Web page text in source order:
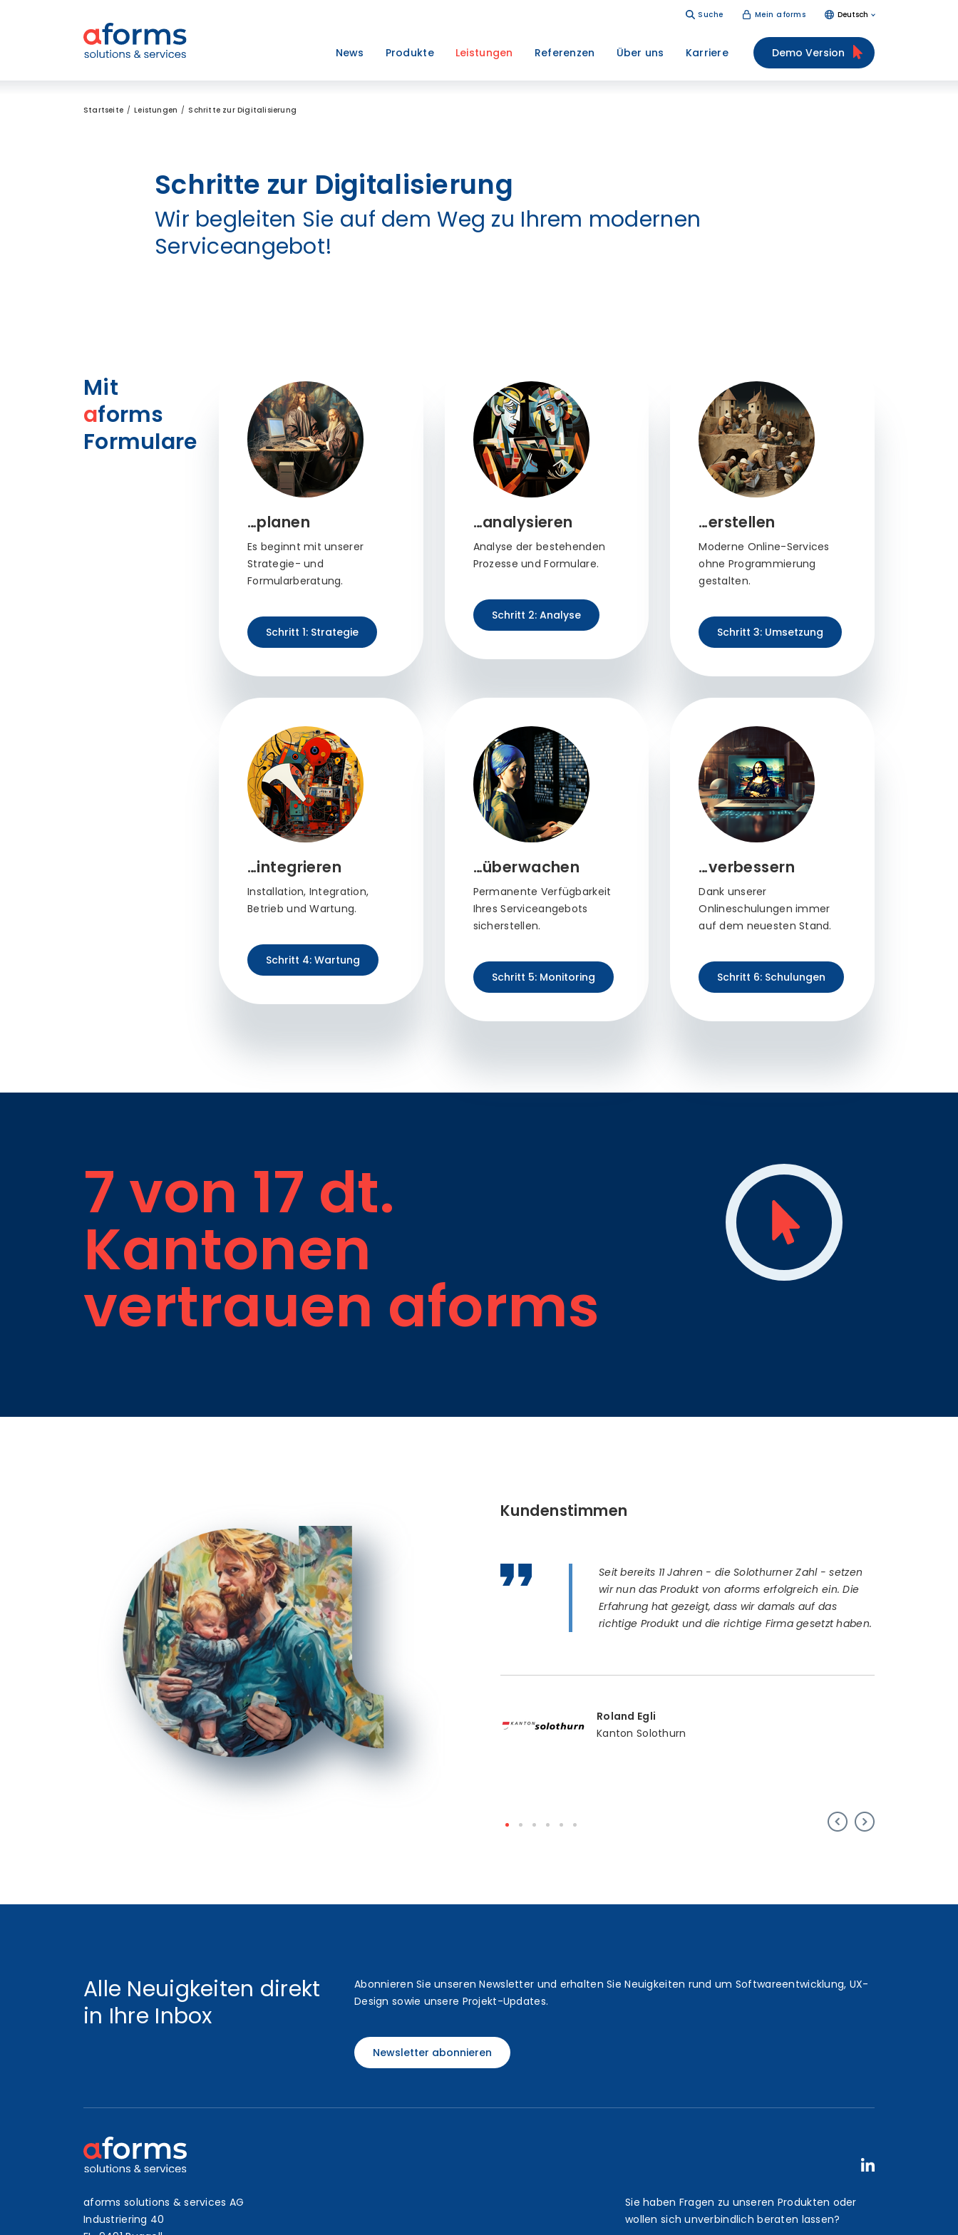
Suche Mein aforms Deutsch
News Produkte Leistungen Referenzen Über uns Karriere Demo Version
Startseite Leistungen Schritte zur Digitalisierung
Schritte zur Digitalisierung
Wir begleiten Sie auf dem Weg zu Ihrem modernen
Serviceangebot!
Mit
aforms
Formulare…
…planen
Es beginnt mit unserer
Strategie- und
Formularberatung.
Schritt 1: Strategie
…analysieren
Analyse der bestehenden
Prozesse und Formulare.
Schritt 2: Analyse
…erstellen
Moderne Online-Services
ohne Programmierung
gestalten.
Schritt 3: Umsetzung
…integrieren
Installation, Integration,
Betrieb und Wartung.
Schritt 4: Wartung
…überwachen
Permanente Verfügbarkeit
Ihres Serviceangebots
sicherstellen.
Schritt 5: Monitoring
…verbessern
Dank unserer
Onlineschulungen immer
auf dem neuesten Stand.
Schritt 6: Schulungen
7 von 17 dt.
Kantonen
vertrauen aforms
Kundenstimmen
Seit bereits 11 Jahren - die Solothurner Zahl - setzen
wir nun das Produkt von aforms erfolgreich ein. Die
Erfahrung hat gezeigt, dass wir damals auf das
richtige Produkt und die richtige Firma gesetzt haben.
Roland Egli
Kanton Solothurn
Alle Neuigkeiten direkt
in Ihre Inbox
Abonnieren Sie unseren Newsletter und erhalten Sie Neuigkeiten rund um Softwareentwicklung, UX-
Design sowie unsere Projekt-Updates.
Newsletter abonnieren
aforms solutions & services AG
Industriering 40
Sie haben Fragen zu unseren Produkten oder
wollen sich unverbindlich beraten lassen?